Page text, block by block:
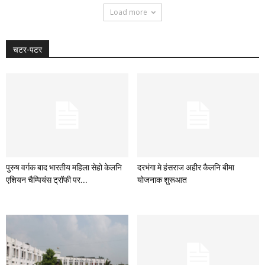
Load more
चटर-पटर
पुरुष वर्गक बाद भारतीय महिला सेहो केलनि
एशियन चैम्पियंस ट्रॉफी पर...
दरभंगा मे हंसराज अहीर कैलनि बीमा
योजनाक शुरूआत